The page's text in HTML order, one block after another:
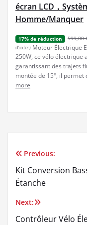
écran LCD，
Homme/Manquer
17% de réduction 599,00
d’infos) Moteur Électrique
250W, ce vélo électrique
garantissant des trajets
montée de 15°, il
more
Navigation
de
l’article
Previous:
Kit Conversion
Étanche
Next:
Contrôleur Vélo